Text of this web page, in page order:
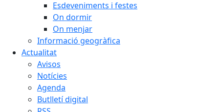
Esdeveniments i festes
On dormir
On menjar
Informació geogràfica
Actualitat
Avisos
Notícies
Agenda
Butlletí digital